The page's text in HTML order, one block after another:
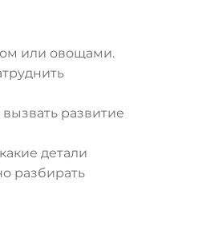
или овощами.
развитие
детали
разбирать